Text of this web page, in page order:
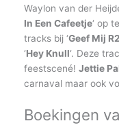
Waylon van der
In Een Cafeetje‘ op
tracks bij ‘Geef Mij R2
‘Hey Knull‘. Deze
feestscené! Jettie
carnaval maar ook
Boekingen